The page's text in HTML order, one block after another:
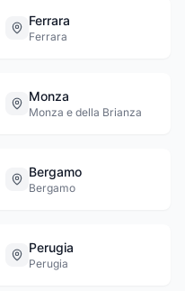
Ferrara
Ferrara
Monza
Monza e della Brianza
Bergamo
Bergamo
Perugia
Perugia